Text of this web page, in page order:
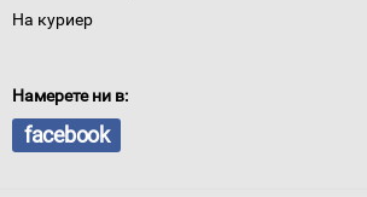
На куриер
Намерете ни в:
facebook